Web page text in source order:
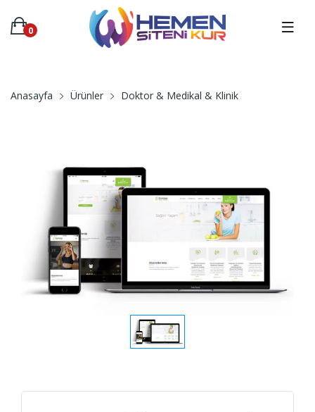
0
Anasayfa Ürünler Doktor & Medikal & Klinik